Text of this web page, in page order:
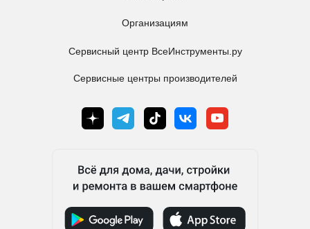
Сервисные центры производителей
Сервисный центр ВсеИнструменты.ру
Организациям